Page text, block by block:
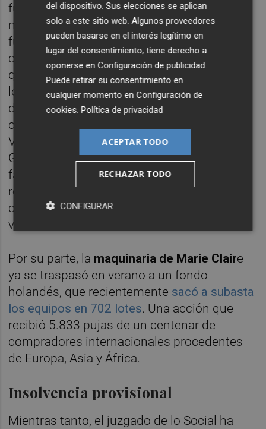
futuro de estos bienes, que incluyen las
naves industriales, sin descartarse -según
fuentes conocedoras del proceso
concursal- su subasta o venta. Las cuantías
que se obtengan por los bienes que se
localicen a Formen y Ángel Pío se
destinarían primero a la masa laboral; luego,
como acreedores, están el Instituto
Valenciano de Finanzas, el Fondo de
Garantía Salarial y los antiguos dueños de la
fábrica -la familia Aznar-. Estos últimos no
recibieron un euro del comprador por la
cesión de los inmuebles, que fueron
valorados en 1,4 millones de euros.
Por su parte, la maquinaria de Marie Claire
ya se traspasó en verano a un fondo
holandés, que recientemente sacó a subasta
los equipos en 702 lotes. Una acción que
recibió 5.833 pujas de un centenar de
compradores internacionales procedentes
de Europa, Asia y África.
Insolvencia provisional
Mientras tanto, el juzgado de lo Social ha
del dispositivo. Sus elecciones se aplican
solo a este sitio web. Algunos proveedores
pueden basarse en el interés legítimo en
lugar del consentimiento; tiene derecho a
oponerse enConfiguración de publicidad.
Puede retirar su consentimiento en
cualquier momento enConfiguración de
cookies.Política de privacidad
ACEPTAR TODO
RECHAZAR TODO
CONFIGURAR